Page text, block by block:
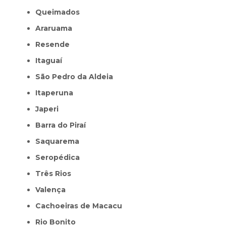
Queimados
Araruama
Resende
Itaguaí
São Pedro da Aldeia
Itaperuna
Japeri
Barra do Piraí
Saquarema
Seropédica
Três Rios
Valença
Cachoeiras de Macacu
Rio Bonito